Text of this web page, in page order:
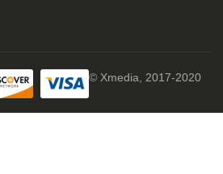
© Xmedia, 2017-2020